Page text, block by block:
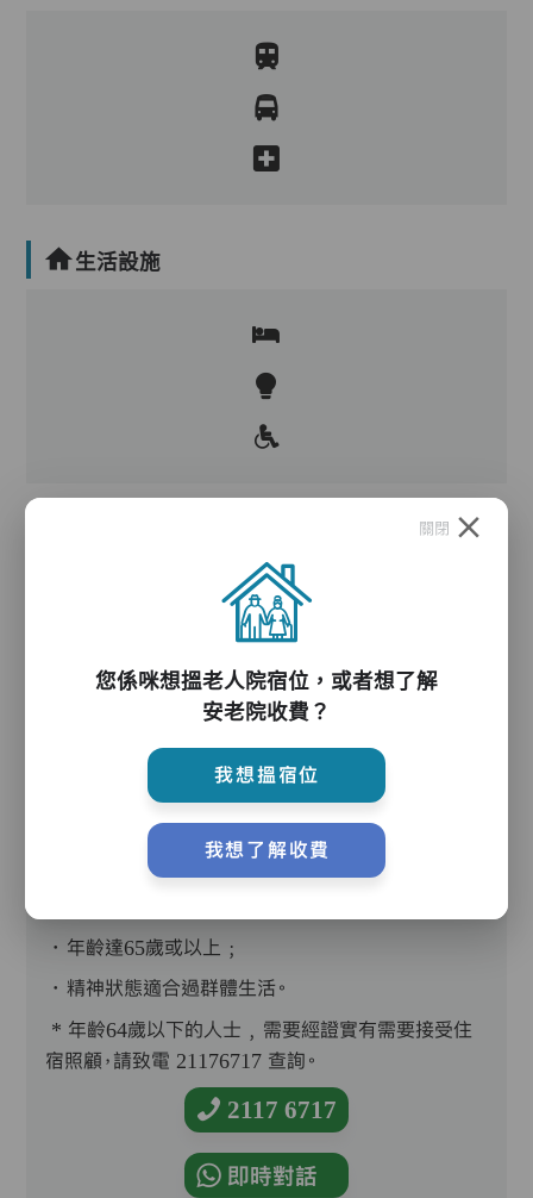
生活設施
護理評估、執藥、核派藥、量度生命表徵、協助沐
入住條件
．年齡達65歲或以上﹔
．精神狀態適合過群體生活。
* 年齡64歲以下的人士﹐需要經證實有需要接受住
宿照顧，請致電 21176717 查詢。
2117 6717
即時對話
關閉
您係咪想搵老人院宿位，或者想了解
安老院收費？
我想搵宿位
我想了解收費